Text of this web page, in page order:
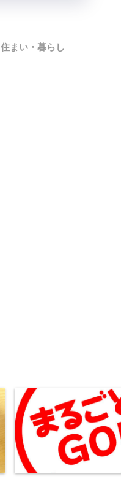
住まい・暮らし